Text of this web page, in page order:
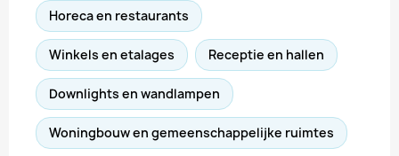
Horeca en restaurants
Winkels en etalages Receptie en hallen
Downlights en wandlampen
Woningbouw en gemeenschappelijke ruimtes